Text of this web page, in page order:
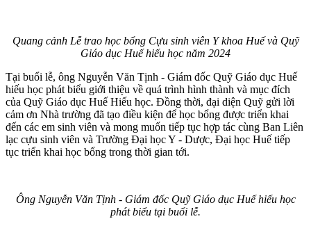
Quang cảnh Lễ trao học bổng Cựu sinh viên Y khoa Huế và Quỹ
Giáo dục Huế hiếu học năm 2024
Tại buổi lễ, ông Nguyễn Văn Tịnh - Giám đốc Quỹ Giáo dục Huế
hiếu học phát biểu giới thiệu về quá trình hình thành và mục đích
của Quỹ Giáo dục Huế Hiếu học. Đồng thời, đại diện Quỹ gửi lời
cảm ơn Nhà trường đã tạo điều kiện để học bổng được triển khai
đến các em sinh viên và mong muốn tiếp tục hợp tác cùng Ban Liên
lạc cựu sinh viên và Trường Đại học Y - Dược, Đại học Huế tiếp
tục triển khai học bổng trong thời gian tới.
Ông Nguyễn Văn Tịnh - Giám đốc Quỹ Giáo dục Huế hiếu học
phát biểu tại buổi lễ.